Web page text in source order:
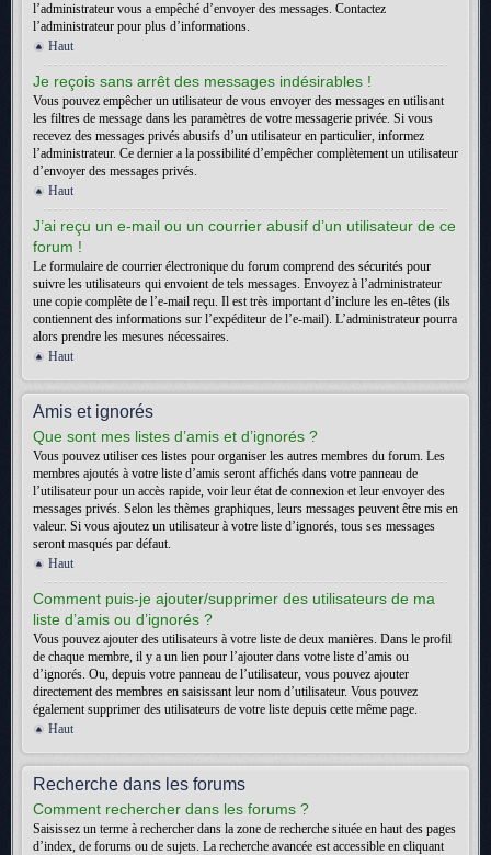
l’administrateur vous a empêché d’envoyer des messages. Contactez
l’administrateur pour plus d’informations.
Haut
Je reçois sans arrêt des messages indésirables !
Vous pouvez empêcher un utilisateur de vous envoyer des messages en utilisant
les filtres de message dans les paramètres de votre messagerie privée. Si vous
recevez des messages privés abusifs d’un utilisateur en particulier, informez
l’administrateur. Ce dernier a la possibilité d’empêcher complètement un utilisateur
d’envoyer des messages privés.
Haut
J’ai reçu un e-mail ou un courrier abusif d’un utilisateur de ce
forum !
Le formulaire de courrier électronique du forum comprend des sécurités pour
suivre les utilisateurs qui envoient de tels messages. Envoyez à l’administrateur
une copie complète de l’e-mail reçu. Il est très important d’inclure les en-têtes (ils
contiennent des informations sur l’expéditeur de l’e-mail). L’administrateur pourra
alors prendre les mesures nécessaires.
Haut
Amis et ignorés
Que sont mes listes d’amis et d’ignorés ?
Vous pouvez utiliser ces listes pour organiser les autres membres du forum. Les
membres ajoutés à votre liste d’amis seront affichés dans votre panneau de
l’utilisateur pour un accès rapide, voir leur état de connexion et leur envoyer des
messages privés. Selon les thèmes graphiques, leurs messages peuvent être mis en
valeur. Si vous ajoutez un utilisateur à votre liste d’ignorés, tous ses messages
seront masqués par défaut.
Haut
Comment puis-je ajouter/supprimer des utilisateurs de ma
liste d’amis ou d’ignorés ?
Vous pouvez ajouter des utilisateurs à votre liste de deux manières. Dans le profil
de chaque membre, il y a un lien pour l’ajouter dans votre liste d’amis ou
d’ignorés. Ou, depuis votre panneau de l’utilisateur, vous pouvez ajouter
directement des membres en saisissant leur nom d’utilisateur. Vous pouvez
également supprimer des utilisateurs de votre liste depuis cette même page.
Haut
Recherche dans les forums
Comment rechercher dans les forums ?
Saisissez un terme à rechercher dans la zone de recherche située en haut des pages
d’index, de forums ou de sujets. La recherche avancée est accessible en cliquant